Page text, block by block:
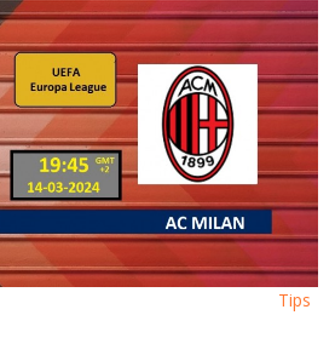
Tips